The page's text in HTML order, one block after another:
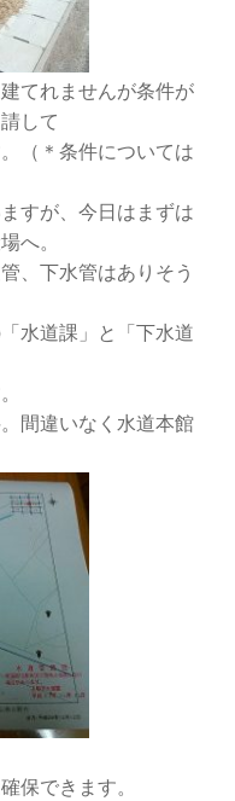
てれませんが条件が
して
（＊条件については
すが、今日はまずは
へ。
、下水管はありそう
水道課」と「下水道
間違いなく水道本館
保できます。